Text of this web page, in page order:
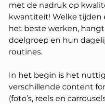
met de nadruk op
kwantiteit! Welke tijden
het beste werken, hangt
doelgroep en hun
routines.
In het begin is het
verschillende content
(foto’s, reels en